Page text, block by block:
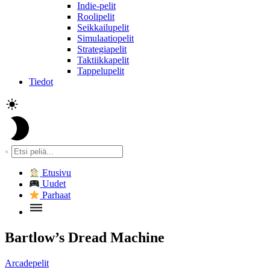
Indie-pelit
Roolipelit
Seikkailupelit
Simulaatiopelit
Strategiapelit
Taktiikkapelit
Tappelupelit
Tiedot
Etusivu
Uudet
Parhaat
Bartlow’s Dread Machine
Arcadepelit